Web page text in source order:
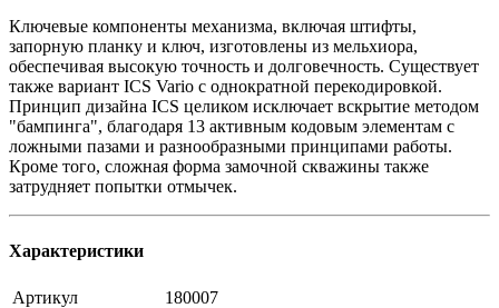
Ключевые компоненты механизма, включая штифты,
запорную планку и ключ, изготовлены из мельхиора,
обеспечивая высокую точность и долговечность. Существует
также вариант ICS Vario с однократной перекодировкой.
Принцип дизайна ICS целиком исключает вскрытие методом
"бампинга", благодаря 13 активным кодовым элементам с
ложными пазами и разнообразными принципами работы.
Кроме того, сложная форма замочной скважины также
затрудняет попытки отмычек.
Характеристики
Артикул
180007